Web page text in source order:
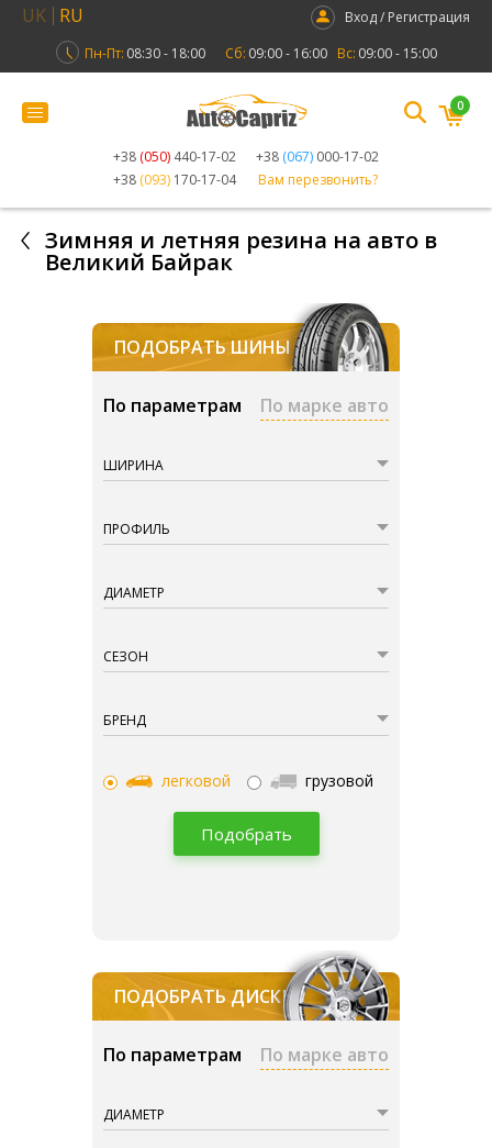
UK RU
Вход / Регистрация
Пн-Пт: 08:30 - 18:00 Сб: 09:00 - 16:00 Вс: 09:00 - 15:00
+38 (050) 440-17-02 +38 (067) 000-17-02
+38 (093) 170-17-04 Вам перезвонить?
0
Зимняя и летняя резина на авто в
Великий Байрак
ПОДОБРАТЬ ШИНЫ
По параметрам По марке авто
ШИРИНА
ПРОФИЛЬ
ДИАМЕТР
СЕЗОН
БРЕНД
легковой грузовой
Подобрать
ПОДОБРАТЬ ДИСКИ
По параметрам По марке авто
ДИАМЕТР